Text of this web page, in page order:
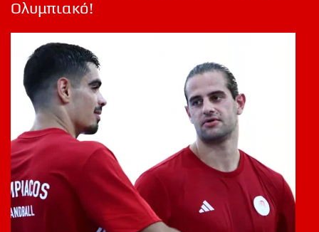
Ολυμπιακό!